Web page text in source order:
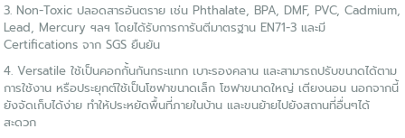
3. Non-Toxic ปลอดสารอันตราย เช่น Phthalate, BPA, DMF, PVC, Cadmium,
Lead, Mercury ฯลฯ โดยได้รับการการันตีมาตรฐาน EN71-3 และมี
Certifications จาก SGS ยืนยัน
4. Versatile ใช้เป็นคอกกั้นกันกระแทก เบาะรองคลาน และสามารถปรับขนาดได้ตาม
การใช้งาน หรือประยุกต์ใช้เป็นโซฟาขนาดเล็ก โซฟาขนาดใหญ่ เตียงนอน นอกจากนี้
ยังจัดเก็บได้ง่าย ทำให้ประหยัดพื้นที่ภายในบ้าน และขนย้ายไปยังสถานที่อื่นๆได้
สะดวก